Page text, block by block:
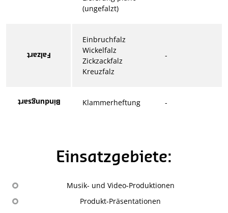
(ungefalzt)
Falzart
Einbruchfalz
Wickelfalz
Zickzackfalz
Kreuzfalz
-
Bindungsart Klammerheftung -
Einsatzgebiete:
Musik- und Video-Produktionen
Produkt-Präsentationen